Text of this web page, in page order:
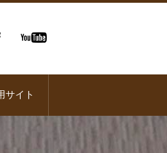
サイト